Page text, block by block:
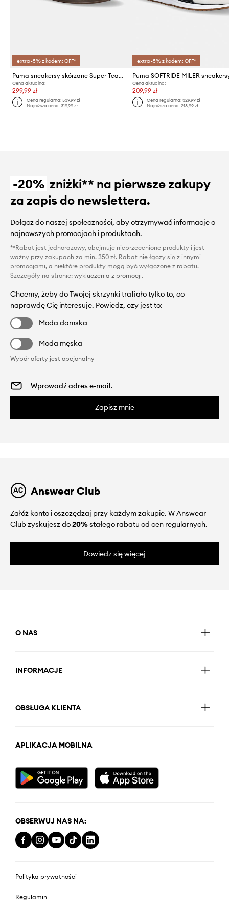
extra -5% z kodem: OFF*
Puma sneakersy skórzane Super Team Palais Artisan
Cena aktualna:
299,99 zł
Cena regularna:539,99 zł
Najniższa cena:319,99 zł
extra -5% z kodem: OFF*
Cena aktualna:
209,99 zł
Cena regularna: 329,99 zł
Najniższa cena: 218,99 zł
-20% zniżki** na pierwsze zakupy
za zapis do newslettera.
Dołącz do naszej społeczności, aby otrzymywać informacje o
najnowszych promocjach i produktach.
**Rabat jest jednorazowy, obejmuje nieprzecenione produkty i jest
ważny przy zakupach za min. 350 zł. Rabat nie łączy się z innymi
promocjami, a niektóre produkty mogą być wyłączone z rabatu.
Szczegóły na stronie: wykluczenia z promocji.
Chcemy, żeby do Twojej skrzynki trafiało tylko to, co
naprawdę Cię interesuje. Powiedz, czy jest to:
Moda damska
Moda męska
Wybór oferty jest opcjonalny
Zapisz mnie
Answear Club
Załóż konto i oszczędzaj przy każdym zakupie. W Answear
Club zyskujesz do20%stałego rabatu od cen regularnych.
Dowiedz się więcej
O NAS
INFORMACJE
OBSŁUGA KLIENTA
APLIKACJA MOBILNA
OBSERWUJ NAS NA:
Polityka prywatności
Regulamin